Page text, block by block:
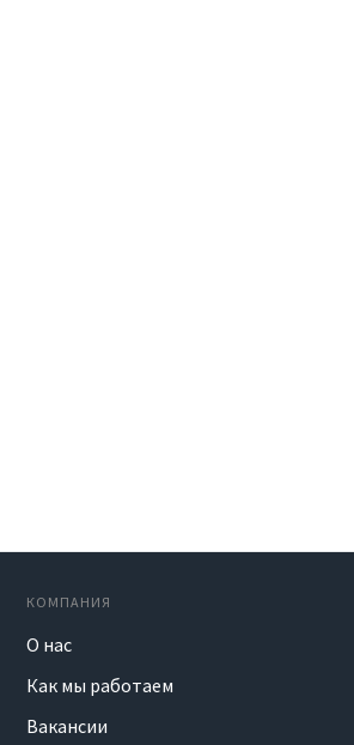
КОМПАНИЯ
О нас
Как мы работаем
Вакансии